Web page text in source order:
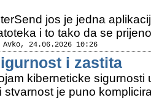
jos je jedna
i to tako da se
Avko, 24.06.2026 10:26
i zastita
kiberneticke sigurnosti
stvarnost je puno